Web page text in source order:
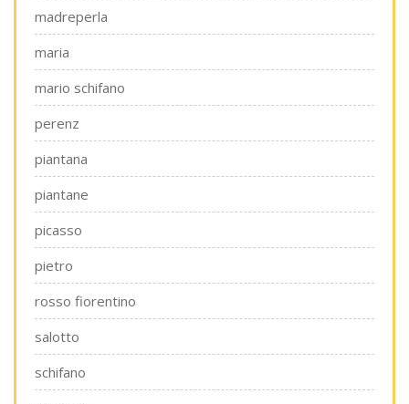
madreperla
maria
mario schifano
perenz
piantana
piantane
picasso
pietro
rosso fiorentino
salotto
schifano